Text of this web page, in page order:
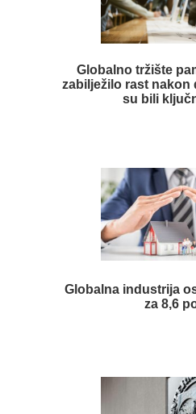
Globalno tržište
zabilježilo rast nakon
su bili
Globalna industrija
za 8,6